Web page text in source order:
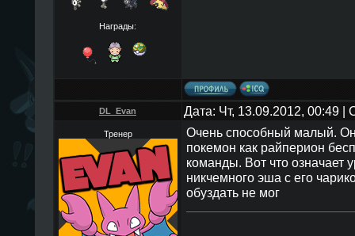
Награды:
DL_Evan Дата: Чт, 13.09.2012, 00:49
Тренер
Очень способный малый.
покемон как райперион
команды. Вот что означает
никчемного эша с его
обуздать не мог